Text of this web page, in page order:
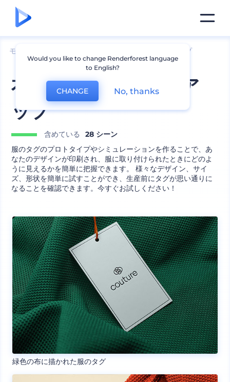
モックアップ 衣料品ラベルのモックアップ
衣料品タグのモックア
ップ
含めている
28 シーン
服のタグのプロトタイプやシミュレーションを作ることで、あ
なたのデザインが印刷され、服に取り付けられたときにどのよ
うに見えるかを簡単に把握できます。 様々なデザイン、サイ
ズ、形状を簡単に試すことができ、生産前にタグが思い通りに
なることを確認できます。今すぐお試しください！
緑色の布に描かれた服のタグ
Would you like to change Renderforest language
to English?
CHANGE No, thanks